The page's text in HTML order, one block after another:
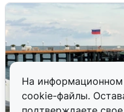
На
cookie-файлы.